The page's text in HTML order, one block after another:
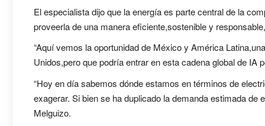
El especialista dijo que la energía es parte central de la
proveerla de una manera eficiente,sostenible y
“Aquí vemos la oportunidad de México y América
Unidos,pero que podría entrar en esta cadena global de IA
“Hoy en día sabemos dónde estamos en términos de
exagerar. Si bien se ha duplicado la demanda estimada
Melguizo.